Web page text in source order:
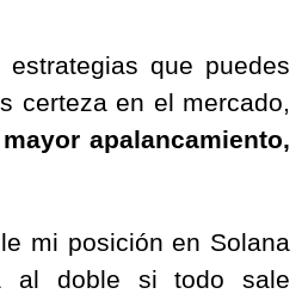
que puedes
certeza en el mercado,
mayor apalancamiento,
mi posición en Solana
al doble si todo sale